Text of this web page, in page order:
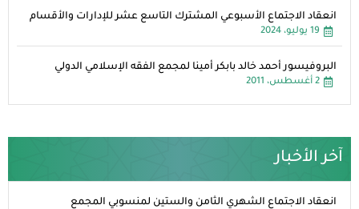
انعقاد الاجتماع الأسبوعي المشترك التاسع عشر للإدارات والأقسام
19 يوليو، 2024
البروفيسور أحمد خالد بابكر أمينا لمجمع الفقه الإسلامي الدولي
2 أغسطس، 2011
آخر الأخبار
انعقاد الاجتماع الشهري الثامن والستين لمنسوبي المجمع